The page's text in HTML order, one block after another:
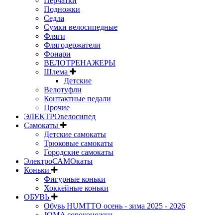
Подножки
Седла
Сумки велосипедные
Фляги
Флягодержатели
Фонари
ВЕЛОТРЕНАЖЕРЫ
Шлема
Детские
Велотуфли
Контактные педали
Прочие
ЭЛЕКТРОвелосипед
Самокаты
Детские самокаты
Трюковые самокаты
Городские самокаты
ЭлектроСАМОкаты
Коньки
Фигурные коньки
Хоккейные коньки
ОБУВЬ
Обувь HUMTTO осень - зима 2025 - 2026